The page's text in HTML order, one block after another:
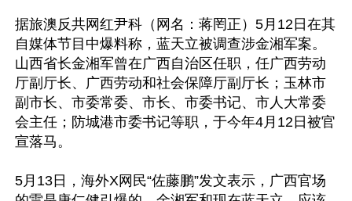
据旅澳反共网红尹科（网名：蒋罔正）5月12日在其
自媒体节目中爆料称，蓝天立被调查涉金湘军案。
山西省长金湘军曾在广西自治区任职，任广西劳动
厅副厅长、广西劳动和社会保障厅副厅长；玉林市
副市长、市委常委、市长、市委书记、市人大常委
会主任；防城港市委书记等职，于今年4月12日被官
宣落马。
5月13日，海外X网民“佐藤鹏”发文表示，广西官场